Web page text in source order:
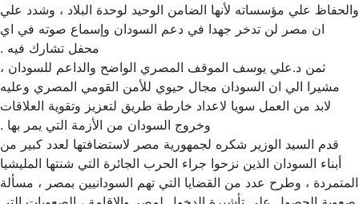
علي مؤسساته لأنها الضامن الوحيد لوحدة البلاد ، وشدد علي
ان مصر لن تدخر جهدا في دعم السودان وإسماع صوته في اي
محفل تشارك فيه .
ثمن د.علي يوسف الموقف المصري الواضح والداعم للسودان ،
مشيرا الي ان السودان مجال حيوي للأمن القومي المصري وعليه
لابد من العمل سويا لاعداد خارطة طريق لتعزيز وتقوية العلاقات
وخروج السودان من الأزمة التي يمر بها .
قدم السيد الوزير شكره لجمهورية مصر لاستضافتها لعدد كبير من
أبناء السودان الذين نزحوا جراء الحرب الجائرة التي شنتها المليشيا
، وطرح عدد من القضايا التي تهم السودانيين بمصر ، مسألة